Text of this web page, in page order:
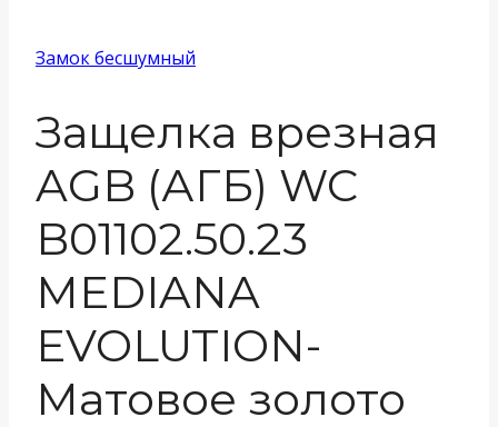
Замок бесшумный
Защелка врезная
AGB (АГБ) WC
B01102.50.23
MEDIANA
EVOLUTION-
Матовое золото